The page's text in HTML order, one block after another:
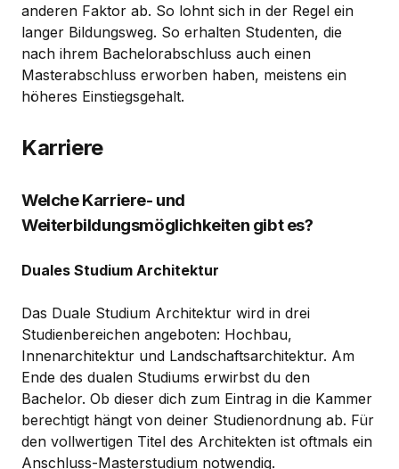
anderen Faktor ab. So lohnt sich in der Regel ein
langer Bildungsweg. So erhalten Studenten, die
nach ihrem Bachelorabschluss auch einen
Masterabschluss erworben haben, meistens ein
höheres Einstiegsgehalt.
Karriere
Welche Karriere- und
Weiterbildungsmöglichkeiten gibt es?
Duales Studium Architektur
Das Duale Studium Architektur wird in drei
Studienbereichen angeboten: Hochbau,
Innenarchitektur und Landschaftsarchitektur. Am
Ende des dualen Studiums erwirbst du den
Bachelor. Ob dieser dich zum Eintrag in die Kammer
berechtigt hängt von deiner Studienordnung ab. Für
den vollwertigen Titel des Architekten ist oftmals ein
Anschluss-Masterstudium notwendig.